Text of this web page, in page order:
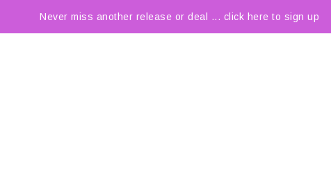
Never miss another release or deal ... click here to sign up